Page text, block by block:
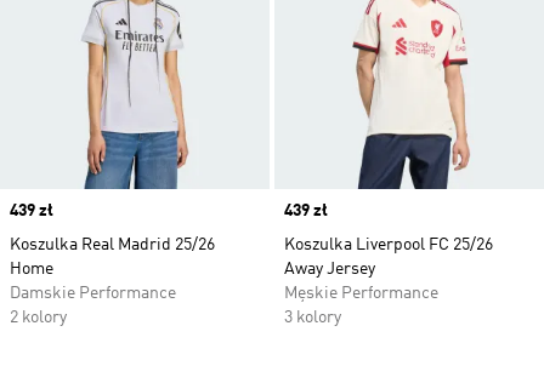
Price
439 zł
Koszulka Real Madrid 25/26
Home
Damskie Performance
2 kolory
Price
439 zł
Koszulka Liverpool FC 25/26
Away Jersey
Męskie Performance
3 kolory